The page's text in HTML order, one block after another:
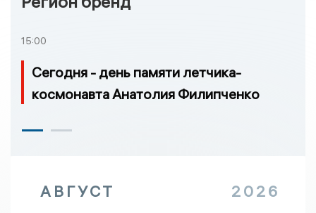
15:00
Сегодня - день памяти летчика-
космонавта Анатолия Филипченко
АВГУСТ 2026